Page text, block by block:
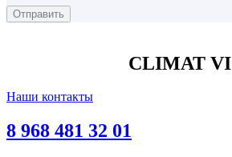
CLIMAT VI
Наши контакты
8 968 481 32 01